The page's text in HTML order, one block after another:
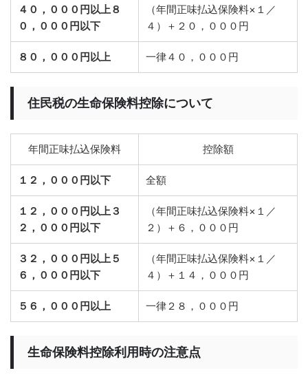
４０，０００円以上８
０，０００円以下
（年間正味払込保険料×１／
４）＋２０，０００円
８０，０００円以上 一律４０，０００円
住民税の生命保険料控除について
年間正味払込保険料 控除額
１２，０００円以下 全額
１２，０００円以上３
２，０００円以下
（年間正味払込保険料×１／
２）＋６，０００円
３２，０００円以上５
６，０００円以下
（年間正味払込保険料×１／
４）＋１４，０００円
５６，０００円以上 一律２８，０００円
生命保険料控除利用時の注意点